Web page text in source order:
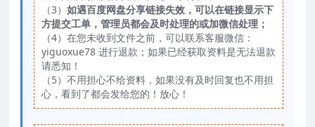
（3） 如遇百度网盘分享链接失效，可以在链接显示下
方提交工单，管理员都会及时处理的或加微信处理；
（4）在您未收到文件之前，可以联系客服微信：
yiguoxue78 进行退款；如果已经获取资料是无法退款
请悉知！
（5）不用担心不给资料，如果没有及时回复也不用担
心，看到了都会发给您的！放心！